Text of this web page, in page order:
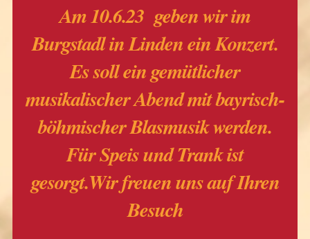
Am 10.6.23 geben wir im
Burgstadl in Linden ein Konzert.
Es soll ein gemütlicher
musikalischer Abend mit bayrisch-
böhmischer Blasmusik werden.
Für Speis und Trank ist
gesorgt.Wir freuen uns auf Ihren
Besuch